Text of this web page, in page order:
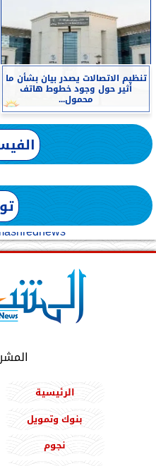
تنظيم الاتصالات يصدر بيان بشأن ما
أثير حول وجود خطوط هاتف
محمول...
الرئيسية
بنوك وتمويل
نجوم